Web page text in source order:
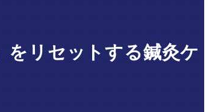
をリセットする鍼灸ケ